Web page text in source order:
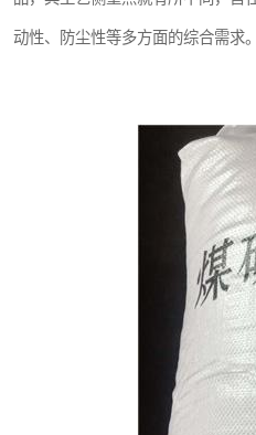
动性、防尘性等多方面的综合需求。